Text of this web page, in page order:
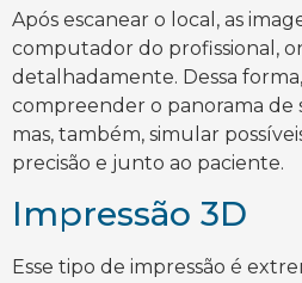
Após escanear o local, as
computador do profissional,
detalhadamente. Dessa
compreender o panorama de
mas, também, simular
precisão e junto ao paciente.
Impressão 3D
Esse tipo de impressão é